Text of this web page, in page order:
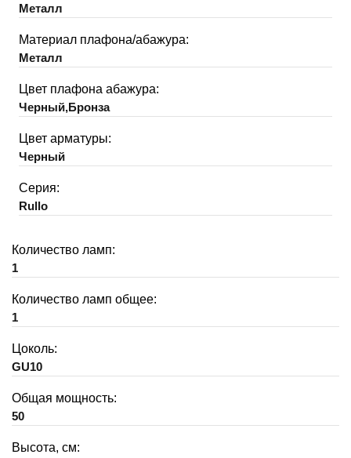
Металл
Материал плафона/абажура:
Металл
Цвет плафона абажура:
Черный,Бронза
Цвет арматуры:
Черный
Серия:
Rullo
Количество ламп:
1
Количество ламп общее:
1
Цоколь:
GU10
Общая мощность:
50
Высота, см: